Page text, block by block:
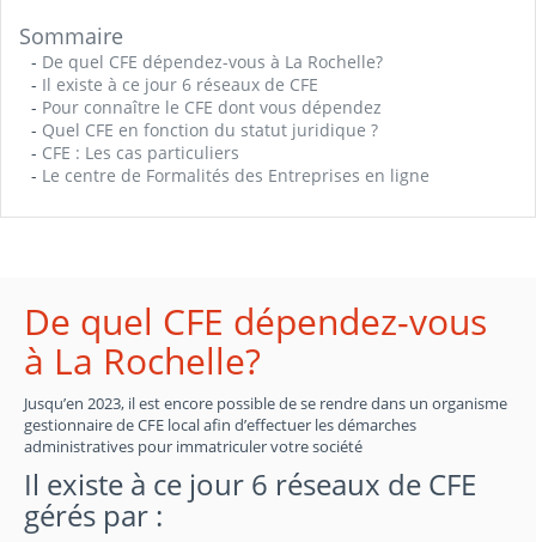
Sommaire
- De quel CFE dépendez-vous à La Rochelle?
- Il existe à ce jour 6 réseaux de CFE
- Pour connaître le CFE dont vous dépendez
- Quel CFE en fonction du statut juridique ?
- CFE : Les cas particuliers
- Le centre de Formalités des Entreprises en ligne
De quel CFE dépendez-vous
à La Rochelle?
Jusqu’en 2023, il est encore possible de se rendre dans un organisme
gestionnaire de CFE local afin d’effectuer les démarches
administratives pour immatriculer votre société
Il existe à ce jour 6 réseaux de CFE
gérés par :